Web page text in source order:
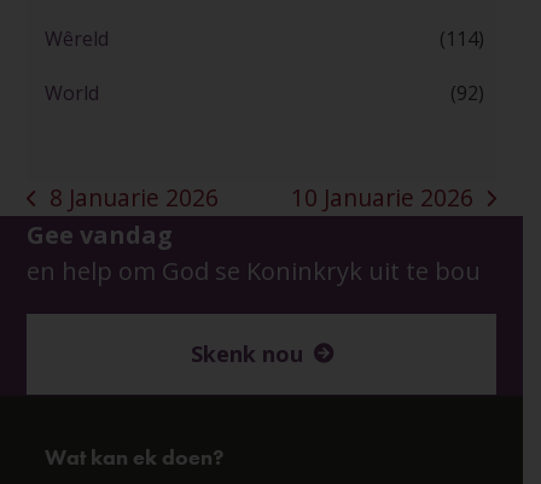
Wêreld (114)
World (92)
previous
post:
8 Januarie 2026
next
10 Januarie 2026
Gee vandag
en help om God se Koninkryk uit te bou
Skenk nou
Wat kan ek doen?